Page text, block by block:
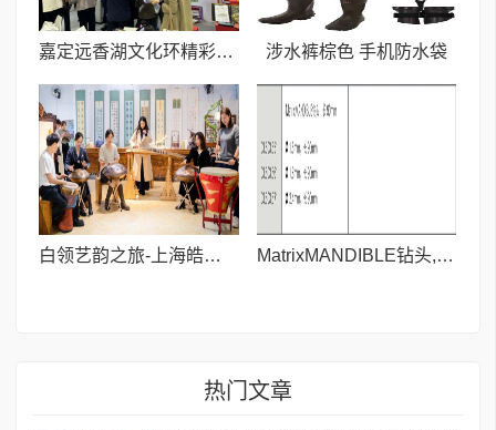
嘉定远香湖文化环精彩亮相长三角文博会 涉水裤棕色 手机防水袋
白领艺韵之旅-上海皓古文化艺术馆 MatrixMANDIBLE钻头,长90mm
热门文章